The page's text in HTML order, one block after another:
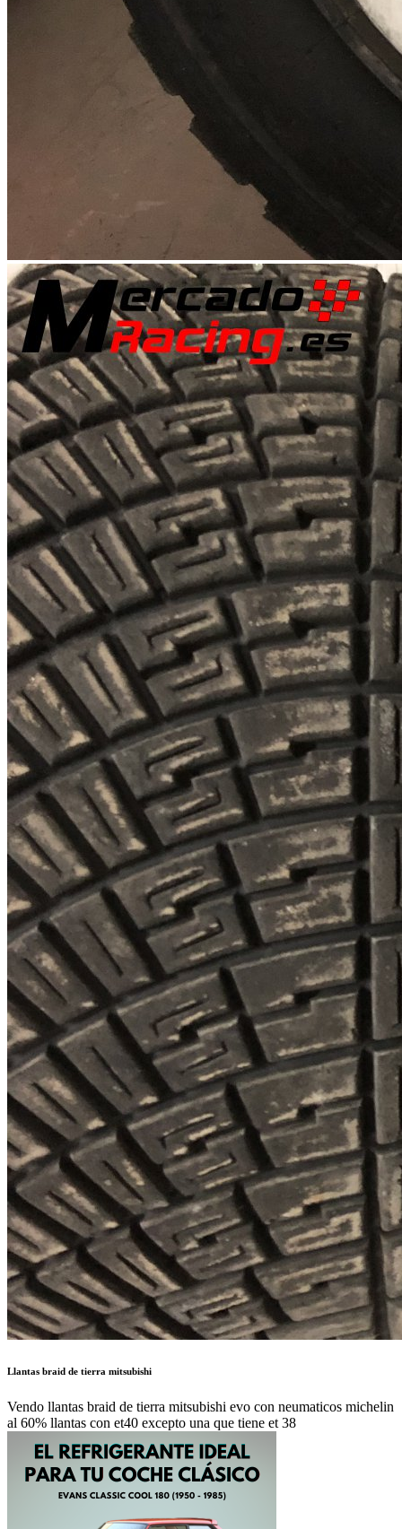
Llantas braid de tierra mitsubishi
Vendo llantas braid de tierra mitsubishi evo con neumaticos michelin
al 60% llantas con et40 excepto una que tiene et 38